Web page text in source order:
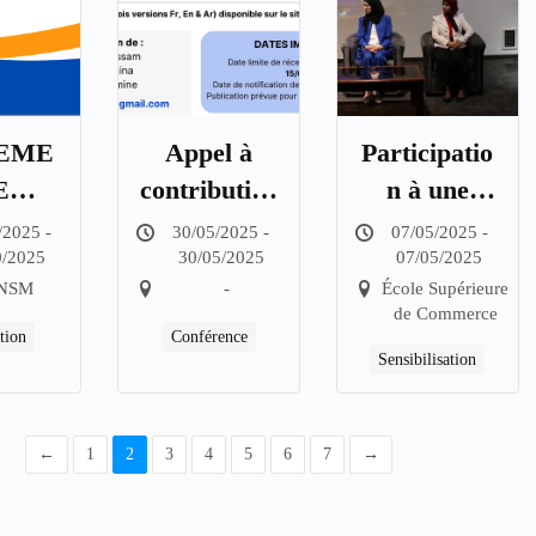
DE
-
2025
Appel à
contribution
s :
L’assurance
qualité dans
les
l’enseignem
30/05/2025 -
30/05/2025
-
Conférence
Participatio
n à une
séance de
Sensibilisati
on à
Qualité
07/05/2025 -
07/05/2025
École Supérieure
de Commerce
Sensibilisation
← 1 2 3 4 5 6 7 →